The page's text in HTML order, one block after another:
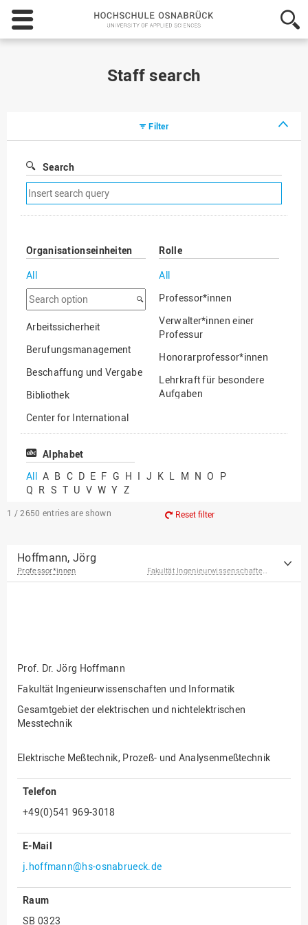
Hochschule
Osnabrück
-
Staff search
Filter
Search
Remove
search
filter
Organisationseinheiten
All
Search
option
Arbeitssicherheit
Berufungsmanagement
Beschaffung und Vergabe
Bibliothek
Center for International
Mobility
Center for International
Chancengerechtigkeit
eLearning Competence
EU-Büro
Fakultät
Agrarwissenschaften und
Fakultät Management,
Kultur und Technik
Fakultät Wirtschafts- und
Sozialwissenschaften
Drittmittel
Gebäude und Technik
Engagement
Gleichstellungsbüro
Hochschulleitung
Rolle
All
Professor*innen
Verwalter*innen einer
Professur
Honorarprofessor*innen
Lehrkraft für besondere
Aufgaben
Professor*innen im
Alphabet
All A B C D E F G H I J K L M N O P
Q R S T U V W Y Z
1 / 2650 entries are shown Reset filter
Hoffmann, Jörg
Professor*innen Fakultät Ingenieurwissenschaften und Informatik
Prof. Dr. Jörg Hoffmann
Fakultät Ingenieurwissenschaften und Informatik
Gesamtgebiet der elektrischen und nichtelektrischen
Messtechnik
Elektrische Meßtechnik, Prozeß- und Analysenmeßtechnik
Telefon
+49(0)541 969-3018
E-Mail
j.hoffmann@hs-osnabrueck.de
Raum
SB 0323